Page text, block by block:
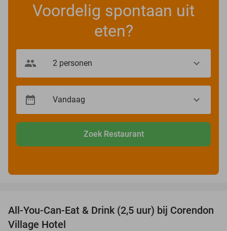
Voordelig spontaan uit
eten?
Zoek Restaurant
37%
All-You-Can-Eat & Drink (2,5 uur) bij Corendon
Village Hotel